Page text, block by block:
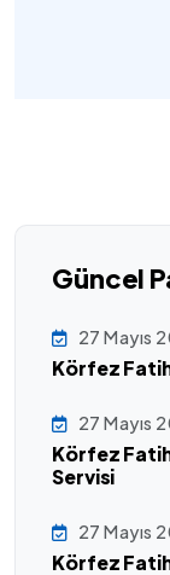
Güncel
27 Mayıs
Körfez Fatih
27 Mayıs
Körfez
Servisi
27 Mayıs
Körfez